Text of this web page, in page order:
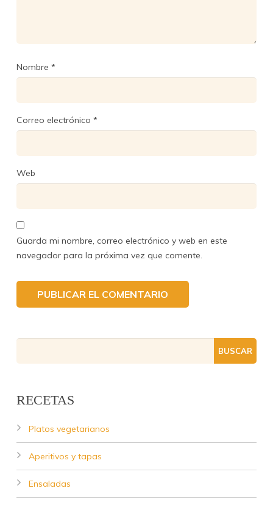
Nombre *
Correo electrónico *
Web
Guarda mi nombre, correo electrónico y web en este
navegador para la próxima vez que comente.
RECETAS
Platos vegetarianos
Aperitivos y tapas
Ensaladas